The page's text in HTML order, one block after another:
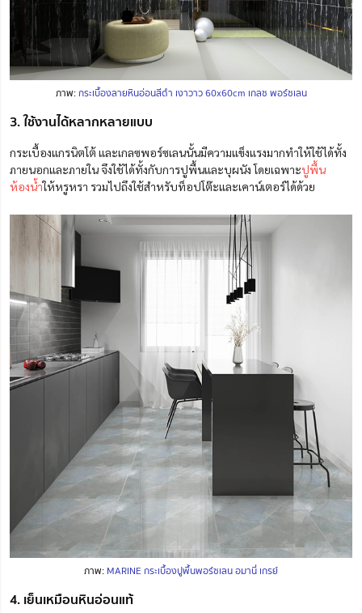
ภาพ:กระเบื้องลายหินอ่อนสีดำ เงาวาว 60x60cm เกลซ พอร์ซเลน
3. ใช้งานได้หลากหลายแบบ
กระเบื้องแกรนิตโต้ และเกลซพอร์ซเลนนั้นมีความแข็งแรงมากทำให้ใช้ได้ทั้ง
ภายนอกและภายใน จึงใช้ได้ทั้งกับการปูพื้นและบุผนัง โดยเฉพาะปูพื้น
ห้องน้ำให้หรูหรา รวมไปถึงใช้สำหรับท็อปโต๊ะและเคาน์เตอร์ได้ด้วย
ภาพ: MARINE กระเบื้องปูพื้นพอร์ซเลน อมานี่ เกรย์
4. เย็นเหมือนหินอ่อนแท้